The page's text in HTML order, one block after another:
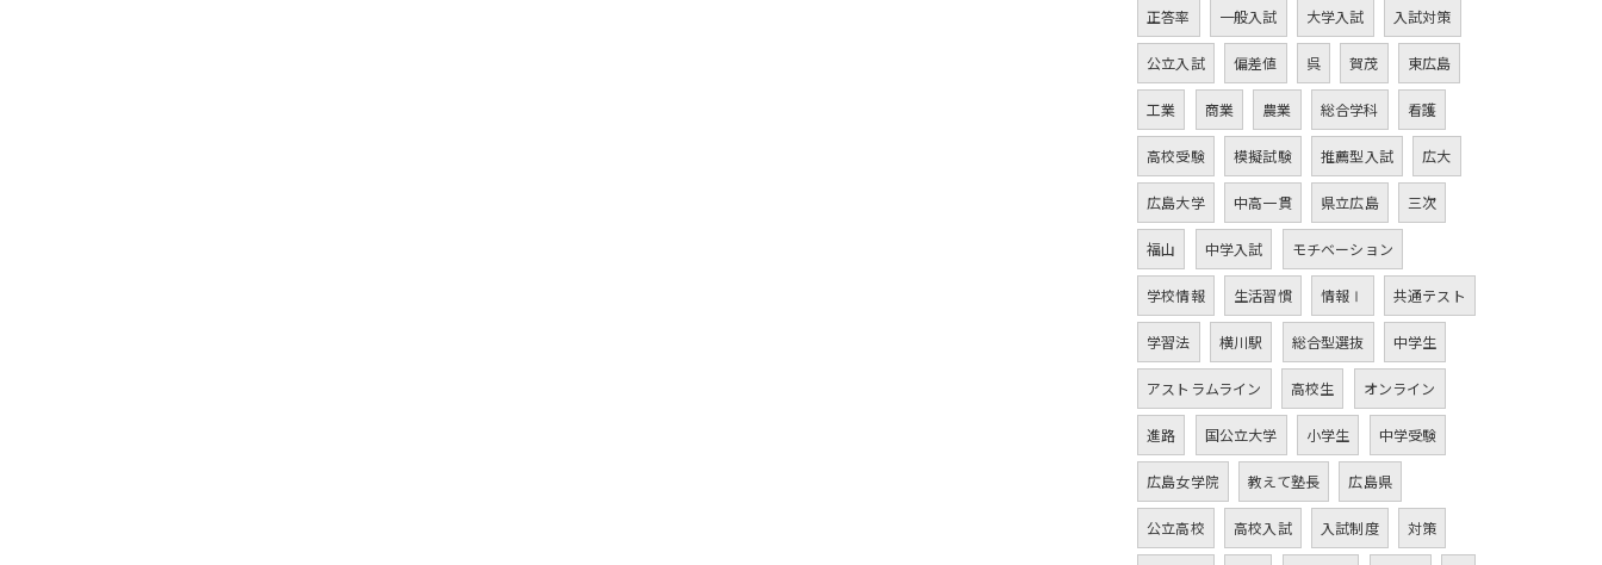
正答率 一般入試 大学入試 入試対策
公立入試 偏差値 呉 賀茂 東広島
工業 商業 農業 総合学科 看護
高校受験 模擬試験 推薦型入試 広大
広島大学 中高一貫 県立広島 三次
福山 中学入試 モチベーション
学校情報 生活習慣 情報Ⅰ 共通テスト
学習法 横川駅 総合型選抜 中学生
アストラムライン 高校生 オンライン
進路 国公立大学 小学生 中学受験
広島女学院 教えて塾長 広島県
公立高校 高校入試 入試制度 対策